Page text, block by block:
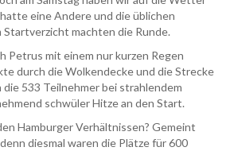
eine Andere und die üblichen
machten die Runde.
Petrus mit einem nur kurzen Regen
durch die Wolkendecke und die Strecke
533 Teilnehmer bei strahlendem
schwüler Hitze an den Start.
Hamburger Verhältnissen? Gemeint
diesmal waren die Plätze für 600